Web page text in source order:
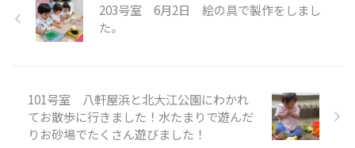
203号室 6月2日 絵の具で製作をしまし
た。
101号室 八軒屋浜と北大江公園にわかれ
てお散歩に行きました！水たまりで遊んだ
りお砂場でたくさん遊びました！